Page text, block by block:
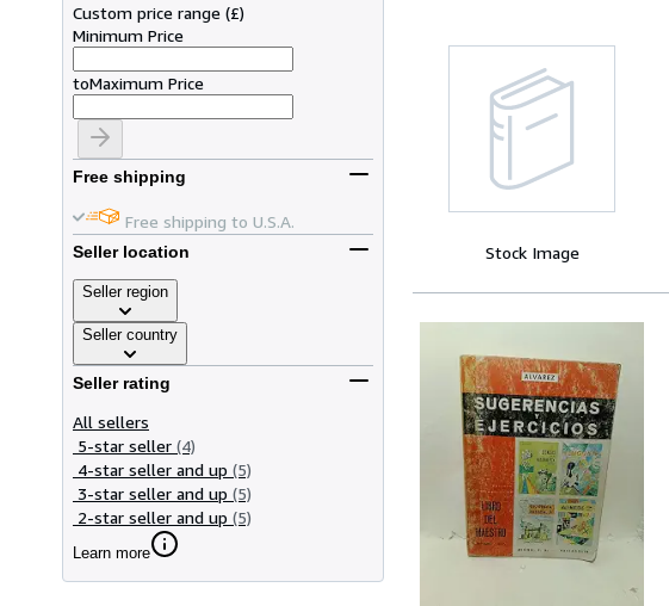
Custom price range (£)
Minimum Price
toMaximum Price
Free shipping
Free shipping to U.S.A.
Seller location
Seller region
Seller country
Seller rating
All sellers
5-star seller (4)
4-star seller and up (5)
3-star seller and up (5)
2-star seller and up (5)
Learn more
Stock Image